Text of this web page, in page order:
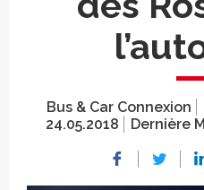
Bus & Car Connexion
24.05.2018
Dernière